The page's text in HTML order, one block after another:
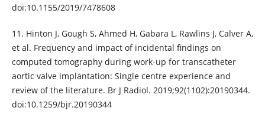
doi:10.1155/2019/7478608
11. Hinton J, Gough S, Ahmed H, Gabara L, Rawlins J, Calver A,
et al. Frequency and impact of incidental findings on
computed tomography during work-up for transcatheter
aortic valve implantation: Single centre experience and
review of the literature. Br J Radiol. 2019;92(1102):20190344.
doi:10.1259/bjr.20190344